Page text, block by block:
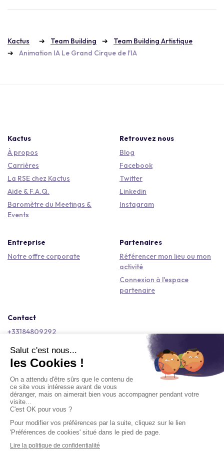
Kactus Team Building
Team Building Artistique
Animation IA Le Grand Cirque de l'IA
Kactus
À propos
Carrières
La RSE chez Kactus
Aide & F.A.Q.
Baromètre du Meetings &
Events
Retrouvez nous
Blog
Facebook
Twitter
Linkedin
Instagram
Entreprise
Notre offre corporate
Partenaires
Référencer mon lieu ou mon
activité
Connexion à l'espace
partenaire
Contact
+33184809292
Copyright © 2026 Kactus Tous droits réservés
Conditions générales d'utilisation
Mentions légales
Signaler un contenu